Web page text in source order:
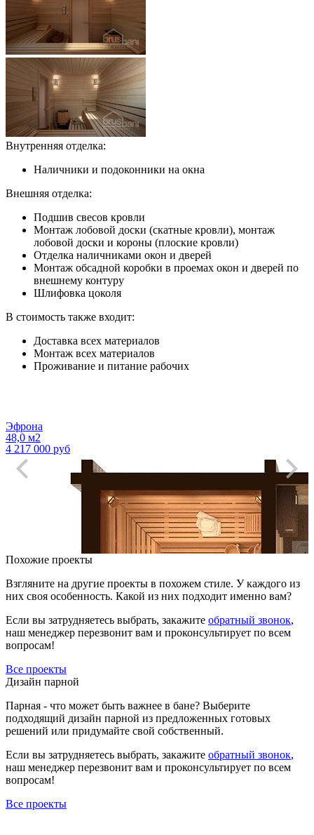
Внутренняя отделка:
Наличники и подоконники на окна
Внешняя отделка:
Подшив свесов кровли
Монтаж лобовой доски (скатные кровли), монтаж
лобовой доски и короны (плоские кровли)
Отделка наличниками окон и дверей
Монтаж обсадной коробки в проемах окон и дверей по
внешнему контуру
Шлифовка цоколя
В стоимость также входит:
Доставка всех материалов
Монтаж всех материалов
Проживание и питание рабочих
Эфрона
48,0 м2
4 217 000 руб
Похожие проекты
Взгляните на другие проекты в похожем стиле. У каждого из
них своя особенность. Какой из них подходит именно вам?
Если вы затрудняетесь выбрать, закажите обратный звонок,
наш менеджер перезвонит вам и проконсультирует по всем
вопросам!
Все проекты
Дизайн парной
Парная - что может быть важнее в бане? Выберите
подходящий дизайн парной из предложенных готовых
решений или придумайте свой собственный.
Если вы затрудняетесь выбрать, закажите обратный звонок,
наш менеджер перезвонит вам и проконсультирует по всем
вопросам!
Все проекты